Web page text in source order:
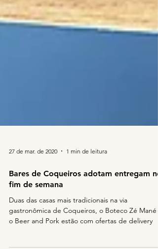
27 de mar. de 2020 1 min de leitura
Bares de Coqueiros adotam entregam no
fim de semana
Duas das casas mais tradicionais na via